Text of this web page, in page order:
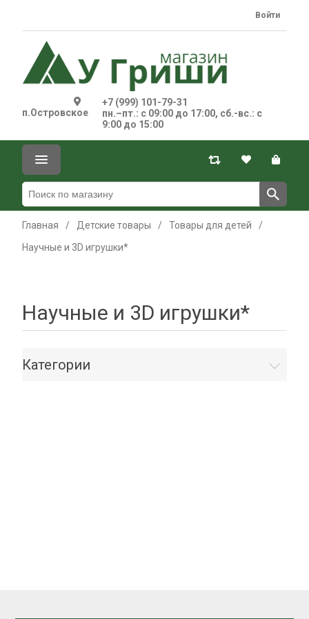
п.Островское
+7 (999) 101-79-31
пн.–пт.: с 09:00 до 17:00, сб.-вс.: с
9:00 до 15:00
Войти
Главная / Детские товары / Товары для детей
/
Научные и 3D игрушки*
Научные и 3D игрушки*
Категории